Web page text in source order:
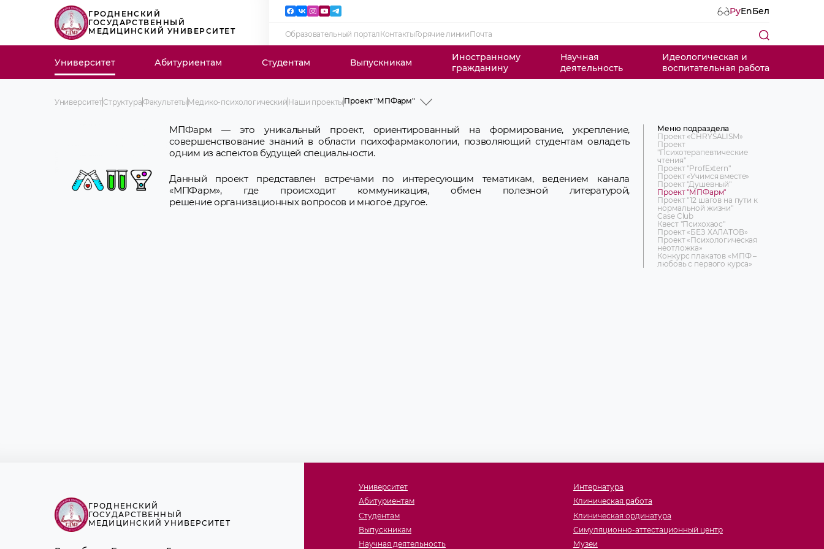
ГРОДНЕНСКИЙ
ГОСУДАРСТВЕННЫЙ
МЕДИЦИНСКИЙ УНИВЕРСИТЕТ
РуEnБел
Образовательный порталКонтактыГорячие линииПочта
Университет Абитуриентам Студентам Выпускникам
Иностранному
гражданину
Научная
деятельность
Идеологическая и
воспитательная работа
УниверситетСтруктураФакультеты Медико-психологический Наши проекты Проект "МПФарм"
Проект "Психотерапевтические
чтения"
Проект "ProfExtern"
Проект «Учимся вместе»
Проект "12 шагов на пути к
нормальной жизни"
Case Club
Квест "Психохаос"
МПФарм — это уникальный проект, ориентированный на формирование, укрепление,
совершенствование знаний в области психофармакологии, позволяющий студентам овладеть
одним из аспектов будущей специальности.
Данный проект представлен встречами по интересующим тематикам, ведением канала
«МПФарм», где происходит коммуникация, обмен полезной литературой,
решение организационных вопросов и многое другое.
Меню подраздела
Проект «CHRYSALISM»
Проект
"Психотерапевтические
чтения"
Проект "ProfExtern"
Проект «Учимся вместе»
Проект "Душевный"
Проект "МПФарм"
Проект "12 шагов на пути к
нормальной жизни"
Case Club
Квест "Психохаос"
Проект «БЕЗ ХАЛАТОВ»
Проект «Психологическая
неотложка»
Конкурс плакатов «МПФ –
любовь с первого курса»
ГРОДНЕНСКИЙ
ГОСУДАРСТВЕННЫЙ
МЕДИЦИНСКИЙ УНИВЕРСИТЕТ
Университет
Абитуриентам
Студентам
Выпускникам
Научная деятельность
Интернатура
Клиническая работа
Клиническая ординатура
Симуляционно-аттестационный центр
Музеи